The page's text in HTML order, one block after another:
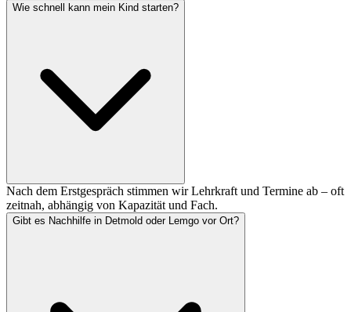
Wie schnell kann mein Kind starten?
Nach dem Erstgespräch stimmen wir Lehrkraft und Termine ab – oft
zeitnah, abhängig von Kapazität und Fach.
Gibt es Nachhilfe in Detmold oder Lemgo vor Ort?